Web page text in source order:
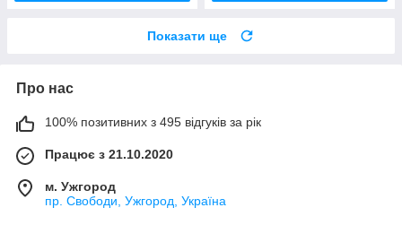
Показати ще
Про нас
100% позитивних з 495 відгуків за рік
Працює з 21.10.2020
м. Ужгород
пр. Свободи, Ужгород, Україна